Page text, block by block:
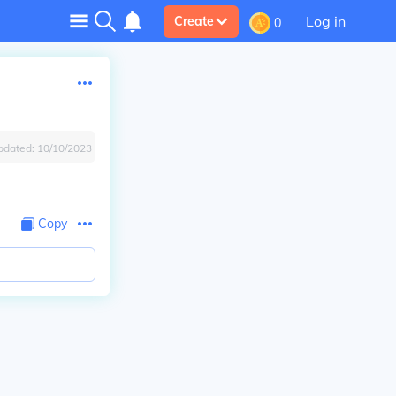
Create 0 Log in
10/10/2023
Copy